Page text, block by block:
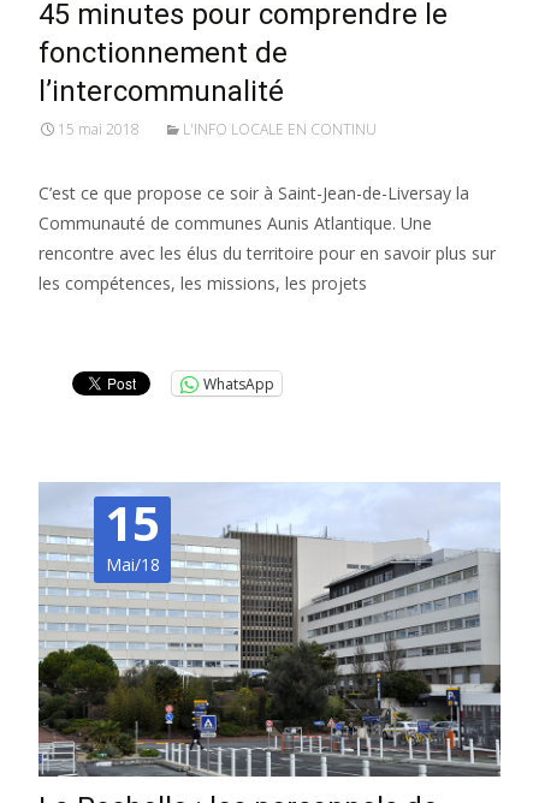
45 minutes pour comprendre le
fonctionnement de
l’intercommunalité
15 mai 2018 L'INFO LOCALE EN CONTINU
C’est ce que propose ce soir à Saint-Jean-de-Liversay la
Communauté de communes Aunis Atlantique. Une
rencontre avec les élus du territoire pour en savoir plus sur
les compétences, les missions, les projets
WhatsApp
15
Mai/18